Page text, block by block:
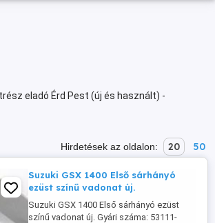
eladó Érd Pest (új és használt) -
Hirdetések az oldalon: 20 50
Suzuki GSX 1400 Első sárhányó
ezüst színű vadonat új.
Suzuki GSX 1400 Első sárhányó ezüst
színű vadonat új. Gyári száma: 53111-